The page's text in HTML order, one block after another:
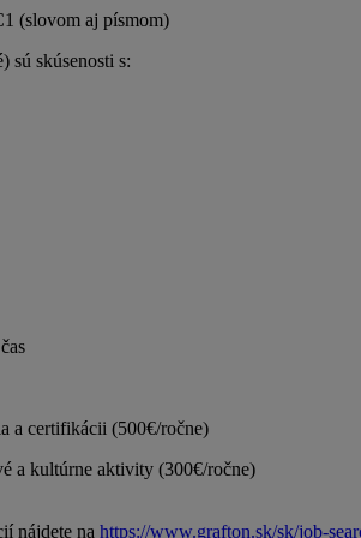
(slovom aj písmom)
sú skúsenosti s:
a certifikácii (500€/ročne)
a kultúrne aktivity (300€/ročne)
nájdete na https://www.grafton.sk/sk/job-